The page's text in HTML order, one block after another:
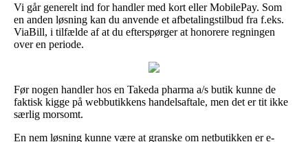
Vi går generelt ind for handler med kort eller MobilePay. Som
en anden løsning kan du anvende et afbetalingstilbud fra f.eks.
ViaBill, i tilfælde af at du efterspørger at honorere regningen
over en periode.
Før nogen handler hos en Takeda pharma a/s butik kunne de
faktisk kigge på webbutikkens handelsaftale, men det er tit ikke
særlig morsomt.
En nem løsning kunne være at granske om netbutikken er e-